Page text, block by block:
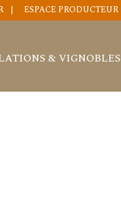
ESPACE PRODUCTEUR
& VIGNOBLES